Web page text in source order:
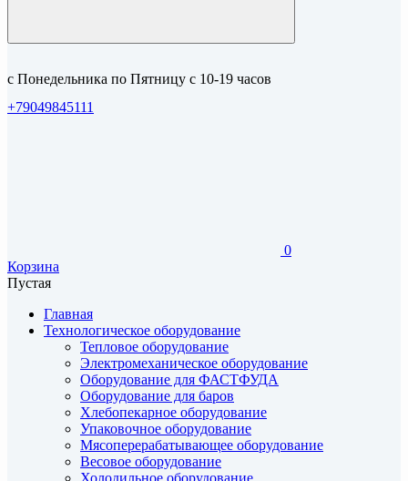
с Понедельника по Пятницу с 10-19 часов
+79049845111
0
Корзина
Пустая
Главная
Технологическое оборудование
Тепловое оборудование
Электромеханическое оборудование
Оборудование для ФАСТФУДА
Оборудование для баров
Хлебопекарное оборудование
Упаковочное оборудование
Мясоперерабатывающее оборудование
Весовое оборудование
Холодильное оборудование